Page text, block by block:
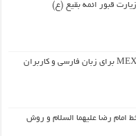
قبور ائمه بقیع (ع)
دانلود اپلیکیشن صرافی MEXC برای زبان فارسی و کاربران
امام رضا علیهما السلام و روش